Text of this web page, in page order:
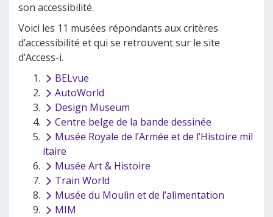
son accessibilité.
Voici les 11 musées répondants aux critères
d’accessibilité et qui se retrouvent sur le site
d’Access-i.
BELvue
AutoWorld
Design Museum
Centre belge de la bande dessinée
Musée Royale de l’Armée et de l’Histoire mil
itaire
Musée Art & Histoire
Train World
Musée du Moulin et de l’alimentation
MIM